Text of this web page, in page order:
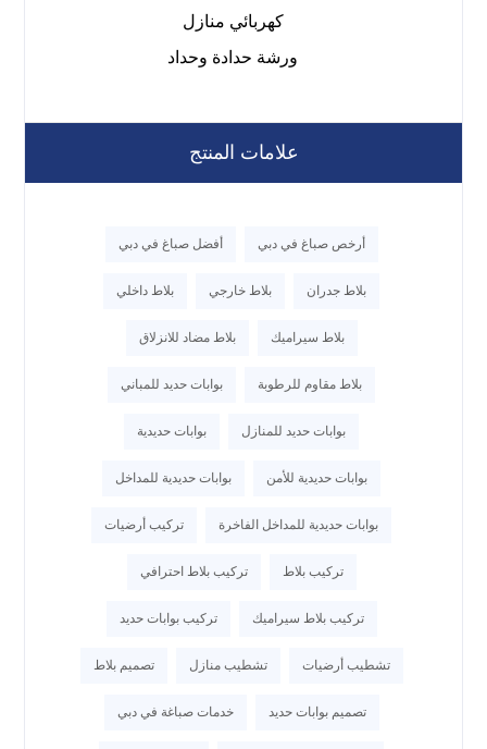
كهربائي منازل
ورشة حدادة وحداد
علامات المنتج
أرخص صباغ في دبي أفضل صباغ في دبي
بلاط جدران بلاط خارجي بلاط داخلي
بلاط سيراميك بلاط مضاد للانزلاق
بلاط مقاوم للرطوبة بوابات حديد للمباني
بوابات حديد للمنازل بوابات حديدية
بوابات حديدية للأمن بوابات حديدية للمداخل
بوابات حديدية للمداخل الفاخرة تركيب أرضيات
تركيب بلاط تركيب بلاط احترافي
تركيب بلاط سيراميك تركيب بوابات حديد
تشطيب أرضيات تشطيب منازل تصميم بلاط
تصميم بوابات حديد خدمات صباغة في دبي